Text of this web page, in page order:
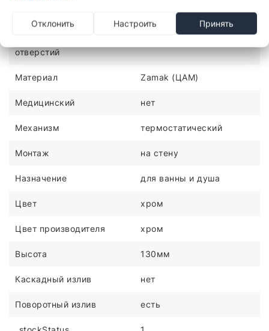
отверстий
Материал Zamak (ЦАМ)
Медицинский нет
Механизм термостатический
Монтаж на стену
Назначение для ванны и душа
Цвет хром
Цвет производителя хром
Высота 130мм
Каскадный излив нет
Поворотный излив есть
Отклонить Настроить Принять